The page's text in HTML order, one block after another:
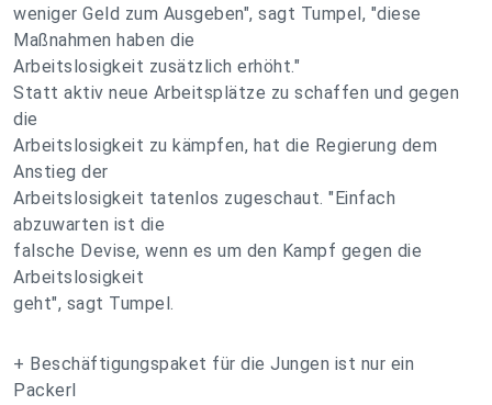
weniger Geld zum Ausgeben", sagt Tumpel, "diese
Maßnahmen haben die
Arbeitslosigkeit zusätzlich erhöht."
Statt aktiv neue Arbeitsplätze zu schaffen und gegen
die
Arbeitslosigkeit zu kämpfen, hat die Regierung dem
Anstieg der
Arbeitslosigkeit tatenlos zugeschaut. "Einfach
abzuwarten ist die
falsche Devise, wenn es um den Kampf gegen die
Arbeitslosigkeit
geht", sagt Tumpel.
+ Beschäftigungspaket für die Jungen ist nur ein
Packerl